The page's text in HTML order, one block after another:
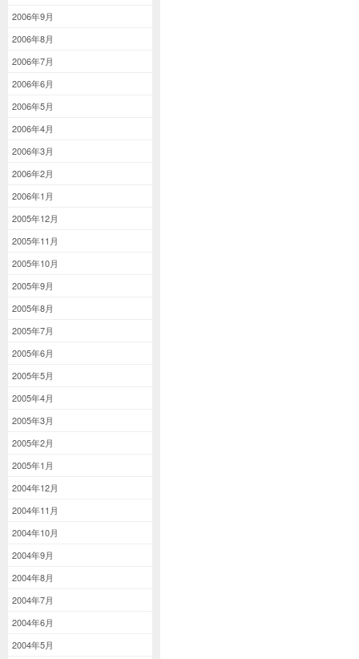
2006年9月
2006年8月
2006年7月
2006年6月
2006年5月
2006年4月
2006年3月
2006年2月
2006年1月
2005年12月
2005年11月
2005年10月
2005年9月
2005年8月
2005年7月
2005年6月
2005年5月
2005年4月
2005年3月
2005年2月
2005年1月
2004年12月
2004年11月
2004年10月
2004年9月
2004年8月
2004年7月
2004年6月
2004年5月